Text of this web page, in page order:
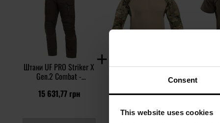
Consent
This website uses cookies
Штани UF PRO Striker X
Gen.2 Combat -
15 631,77 грн
Бойова сорочка UF PRO
Striker XT Gen.3 Combat
Shirt - MultiCam
9 013,24 грн